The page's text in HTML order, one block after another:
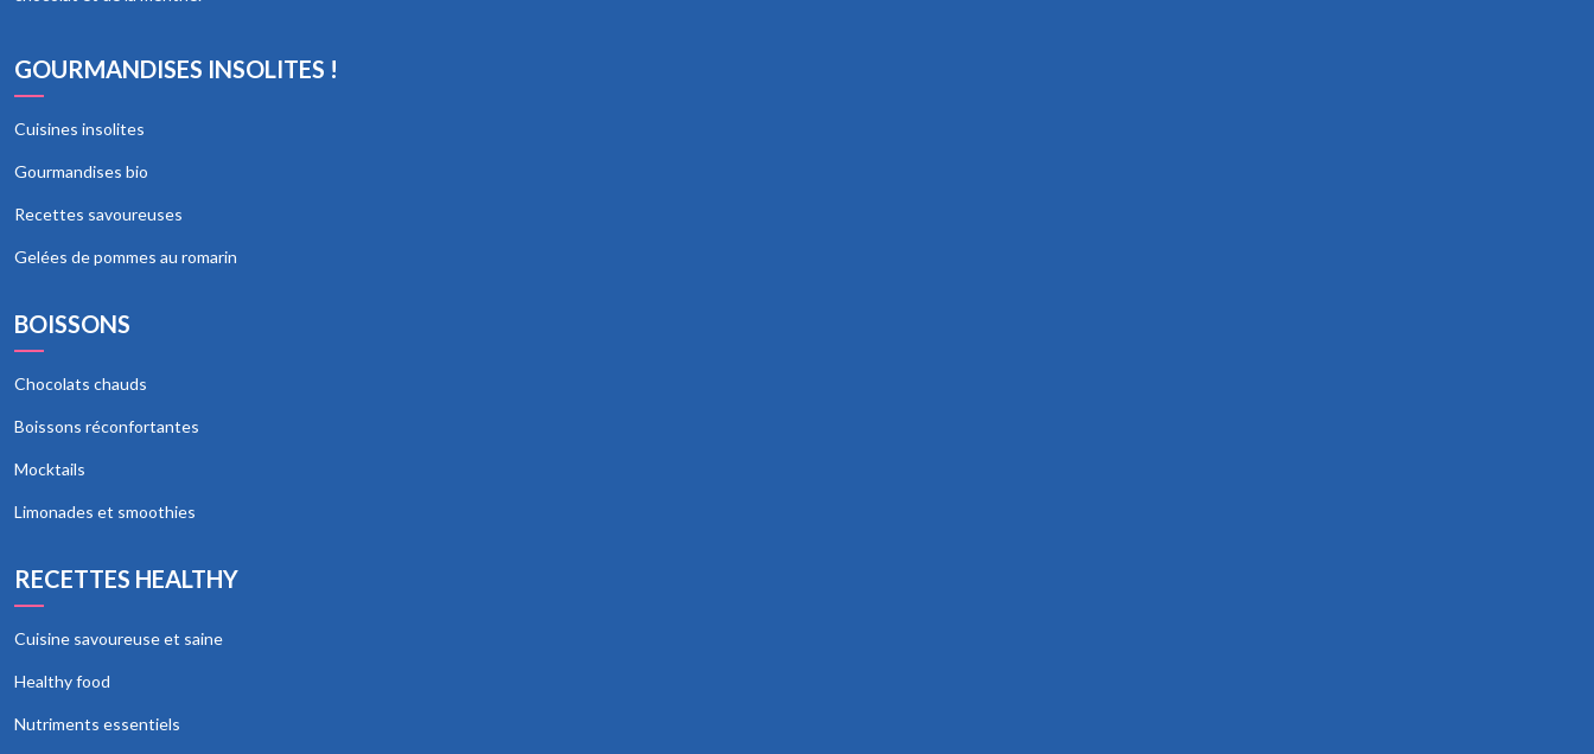
GOURMANDISES INSOLITES !
Cuisines insolites
Gourmandises bio
Recettes savoureuses
Gelées de pommes au romarin
BOISSONS
Chocolats chauds
Boissons réconfortantes
Mocktails
Limonades et smoothies
RECETTES HEALTHY
Cuisine savoureuse et saine
Healthy food
Nutriments essentiels